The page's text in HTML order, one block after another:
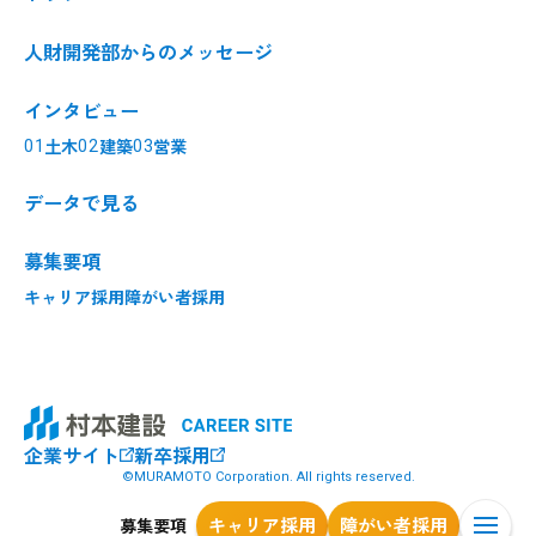
募集要項 キャリア採用 障がい者採用
人財開発部からのメッセージ
インタビュー
土木 建築 営業
データで見る
募集要項
キャリア採用障がい者採用
企業サイト 新卒採用
©MURAMOTO Corporation. All rights reserved.